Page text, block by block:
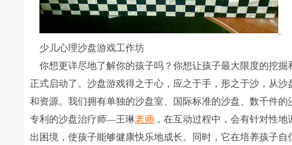
少儿心理沙盘游戏工作坊
你想更详尽地了解你的孩子吗？你想让孩子最大限度的挖掘
正式启动了。沙盘游戏得之于心，应之于手，形之于沙，从
和资源。我们拥有单独的沙盘室、国际标准的沙盘、数千件
专利的沙盘治疗师―王琳老师 ，在互动过程中，会有针对性
出困境，使孩子能够健康快乐地成长。同时，它在培养孩子